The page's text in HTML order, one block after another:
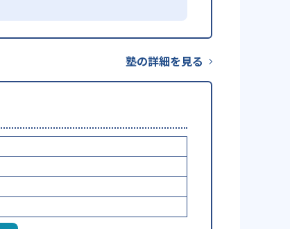
塾の詳細を見る